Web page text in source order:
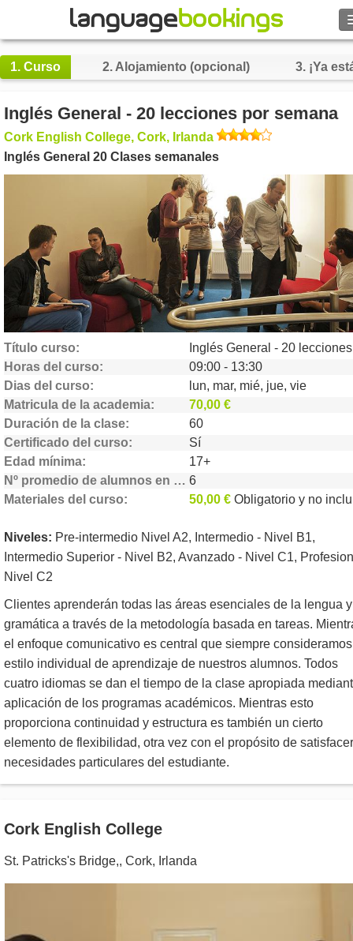
EXPLORAR
Ayuda
Moneda €
Idioma
1. Curso 2.Alojamiento (opcional) 3. ¡Ya
Inglés General - 20 lecciones por semana
Cork English College, Cork, Irlanda
Inglés General 20 Clases semanales
Título curso
Horas del curso
09:00 - 13:30
Dias del curso
lun, mar, mié, jue, vie
Matricula de la academia
70,00 €
Duración de la clase
60
Certificado del curso
Sí
Edad mínima
17+
Nº promedio de alumnos en clase 6
Materiales del curso
50,00 € Obligatorio y no
Niveles: Pre-intermedio Nivel A2, Intermedio - Nivel B1,
Intermedio Superior - Nivel B2, Avanzado - Nivel C1,
Nivel C2
Clientes aprenderán todas las áreas esenciales de la lengua y
gramática a través de la metodología basada en tareas.
el enfoque comunicativo es central que siempre
estilo individual de aprendizaje de nuestros alumnos. Todos
cuatro idiomas se dan el tiempo de la clase apropiada
aplicación de los programas académicos. Mientras esto
proporciona continuidad y estructura es también un cierto
elemento de flexibilidad, otra vez con el propósito de
necesidades particulares del estudiante.
Cork English College
St. Patricks's Bridge,, Cork, Irlanda